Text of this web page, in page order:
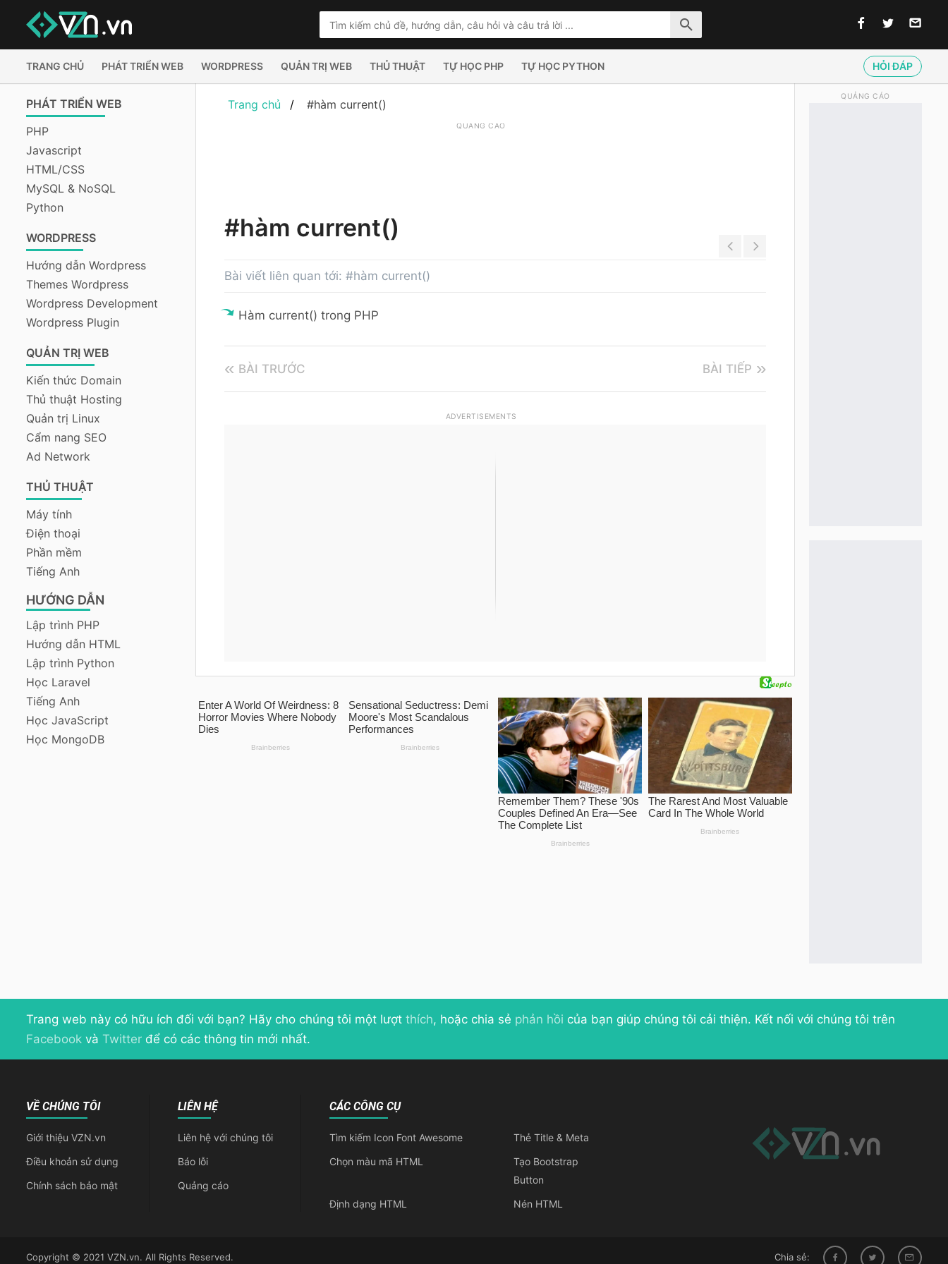
TRANG CHỦ PHÁT TRIỂN WEB WORDPRESS QUẢN TRỊ WEB THỦ THUẬT TỰ HỌC PHP TỰ HỌC PYTHON HỎI ĐÁP
PHÁT TRIỂN WEB
PHP
Javascript
HTML/CSS
MySQL & NoSQL
Python
WORDPRESS
Hướng dẫn Wordpress
Themes Wordpress
Wordpress Development
Wordpress Plugin
QUẢN TRỊ WEB
Kiến thức Domain
Thủ thuật Hosting
Quản trị Linux
Cẩm nang SEO
Ad Network
THỦ THUẬT
Máy tính
Điện thoại
Phần mềm
Tiếng Anh
HƯỚNG DẪN
Lập trình PHP
Hướng dẫn HTML
Lập trình Python
Học Laravel
Tiếng Anh
Học JavaScript
Học MongoDB
Trang chủ #hàm current()
QUẢNG CÁO
#hàm current()
Bài viết liên quan tới: #hàm current()
Hàm current() trong PHP
BÀI TRƯỚC BÀI TIẾP
ADVERTISEMENTS
QUẢNG CÁO
Trang web này có hữu ích đối với bạn? Hãy cho chúng tôi một lượt thích, hoặc chia sẻ phản hồi của bạn giúp chúng tôi cải thiện. Kết nối với chúng tôi trên
Facebook và Twitter để có các thông tin mới nhất.
VỀ CHÚNG TÔI
Giới thiệu VZN.vn
Điều khoản sử dụng
Chính sách bảo mật
LIÊN HỆ
Liên hệ với chúng tôi
Báo lỗi
Quảng cáo
CÁC CÔNG CỤ
Tìm kiếm Icon Font Awesome
Thẻ Title & Meta
Chọn màu mã HTML
Tạo Bootstrap
Button
Định dạng HTML
Nén HTML
Copyright © 2021 VZN.vn. All Rights Reserved. Chia sẻ: